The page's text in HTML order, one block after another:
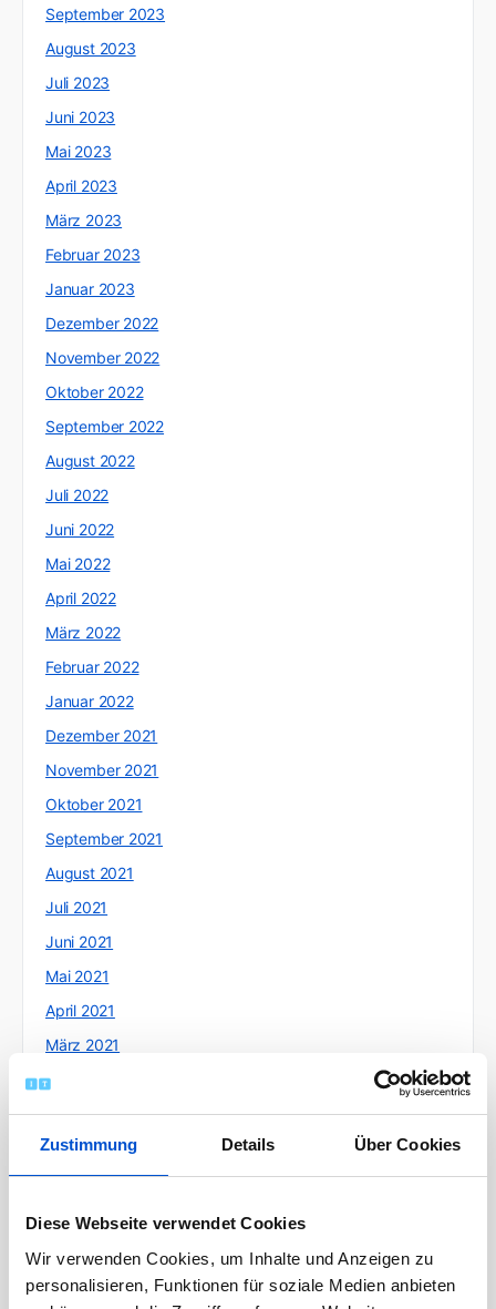
Zustimmung Details Über Cookies
Diese Webseite verwendet Cookies
Wir verwenden Cookies, um Inhalte und Anzeigen zu
personalisieren, Funktionen für soziale Medien anbieten
September 2023
August 2023
Juli 2023
Juni 2023
Mai 2023
April 2023
März 2023
Februar 2023
Januar 2023
Dezember 2022
November 2022
Oktober 2022
September 2022
August 2022
Juli 2022
Juni 2022
Mai 2022
April 2022
März 2022
Februar 2022
Januar 2022
Dezember 2021
November 2021
Oktober 2021
September 2021
August 2021
Juli 2021
Juni 2021
Mai 2021
April 2021
März 2021
Februar 2021
Januar 2021
Dezember 2020
November 2020
Oktober 2020
September 2020
August 2020